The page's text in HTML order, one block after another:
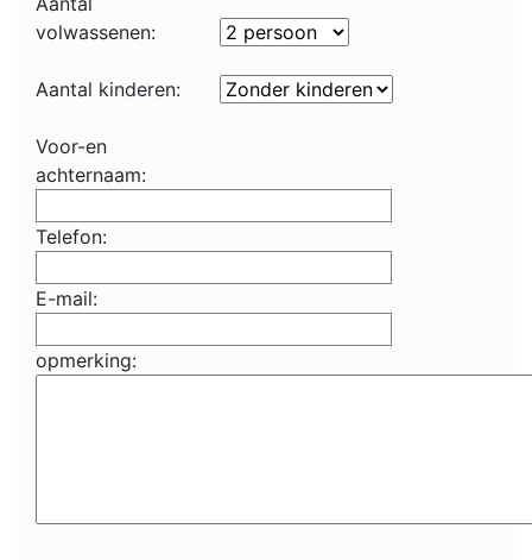
volwassenen:
Aantal kinderen:
Voor-en
achternaam:
Telefon:
E-mail:
opmerking: